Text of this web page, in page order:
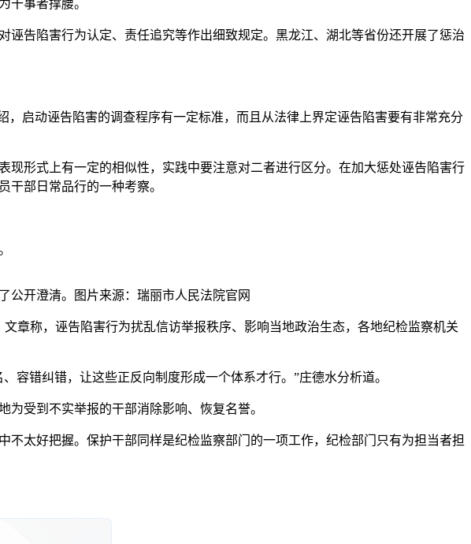
事者撑腰。
告陷害行为认定、责任追究等作出细致规定。黑龙江、湖北等省份还开展了惩治
启动诬告陷害的调查程序有一定标准，而且从法律上界定诬告陷害要有非常充分
形式上有一定的相似性，实践中要注意对二者进行区分。在加大惩处诬告陷害行
干部日常品行的一种考察。
公开澄清。图片来源：瑞丽市人民法院官网
称，诬告陷害行为扰乱信访举报秩序、影响当地政治生态，各地纪检监察机关
错纠错，让这些正反向制度形成一个体系才行。”庄德水分析道。
受到不实举报的干部消除影响、恢复名誉。
太好把握。保护干部同样是纪检监察部门的一项工作，纪检部门只有为担当者担